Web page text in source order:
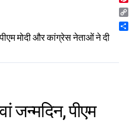
मोदी और कांग्रेस नेताओं ने दी
जन्मदिन, पीएम